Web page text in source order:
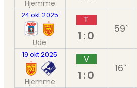
Hjemme
24 okt 2025
Ude
T
1:0
59`
19 okt 2025
Hjemme
V
1:0
16`